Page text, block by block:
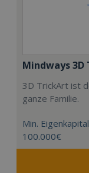
Mindways
3D TrickArt ist
ganze Familie.
Min.
100.000€